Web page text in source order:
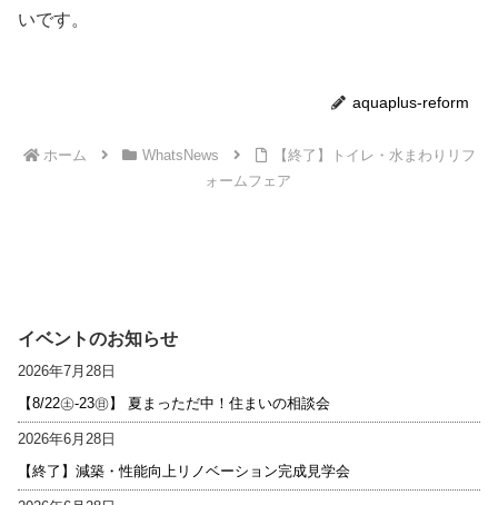
いです。
aquaplus-reform
ホーム WhatsNews
【終了】トイレ・水まわりリフ
ォームフェア
イベントのお知らせ
2026年7月28日
【8/22㊏-23㊐】 夏まっただ中！住まいの相談会
2026年6月28日
【終了】減築・性能向上リノベーション完成見学会